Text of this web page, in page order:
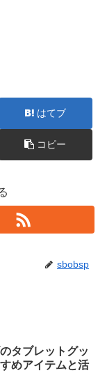
はてブ
コピー
sbobsp
タブレットグッ
めアイテムと活